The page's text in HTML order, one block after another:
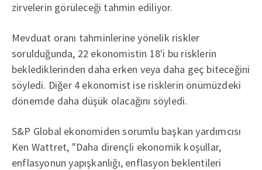
zirvelerin görüleceği tahmin ediliyor.
Mevduat oranı tahminlerine yönelik riskler
sorulduğunda, 22 ekonomistin 18'i bu risklerin
beklediklerinden daha erken veya daha geç biteceğini
söyledi. Diğer 4 ekonomist ise risklerin önümüzdeki
dönemde daha düşük olacağını söyledi.
S&P Global ekonomiden sorumlu başkan yardımcısı
Ken Wattret, "Daha dirençli ekonomik koşullar,
enflasyonun yapışkanlığı, enflasyon beklentileri